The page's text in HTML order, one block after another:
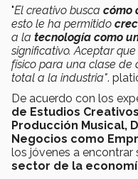
"El creativo busca cómo
esto le ha permitido
a la tecnología como
significativo. Aceptar que
físico para una clase de
total a la industria".
De acuerdo con los
de Estudios
Producción Musical,
Negocios como
los jóvenes a encontrar
sector de la